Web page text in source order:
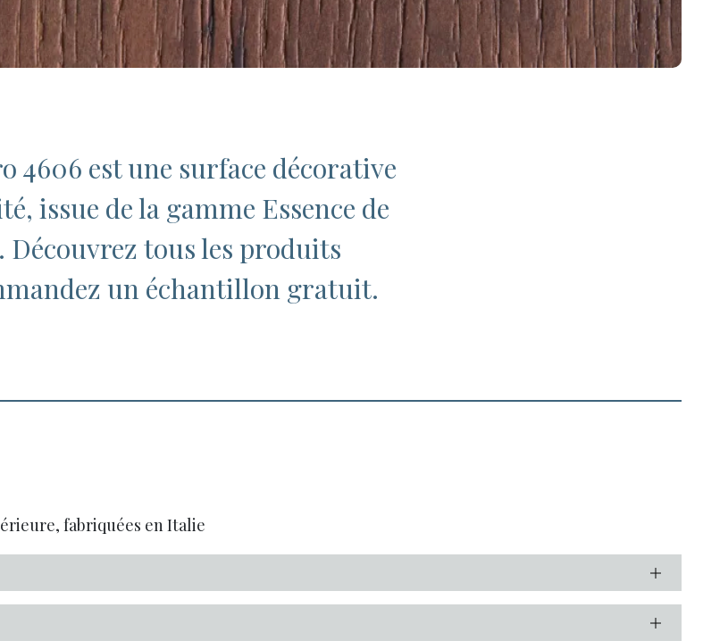
4606 est une surface décorative
issue de la gamme Essence de
Découvrez tous les produits
un échantillon gratuit.
fabriquées en Italie